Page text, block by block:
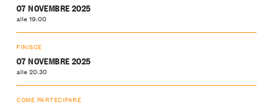
07 NOVEMBRE 2025
alle 19:00
FINISCE
07 NOVEMBRE 2025
alle 20:30
COME PARTECIPARE